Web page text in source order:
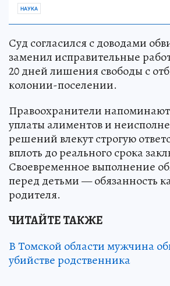
НАУКА
Суд согласился с доводами
заменил исправительные
20 дней лишения свободы с
колонии-поселении.
Правоохранители
уплаты алиментов и
решений влекут строгую
вплоть до реального срока
Своевременное выполнение
перед детьми — обязанность
родителя.
ЧИТАЙТЕ ТАКЖЕ
В Томской области мужчина
убийстве родственника